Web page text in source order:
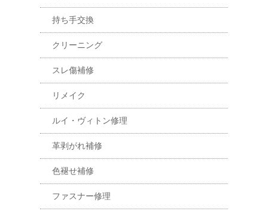
持ち手交換
クリーニング
スレ傷補修
リメイク
ルイ・ヴィトン修理
革剥がれ補修
色褪せ補修
ファスナー修理